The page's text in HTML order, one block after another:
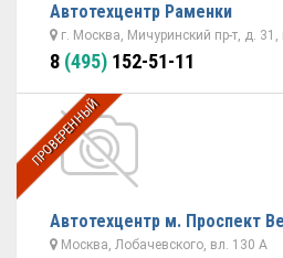
Автотехцентр Раменки
г. Москва, Мичуринский пр-т, д. 31,
8 (495) 152-51-11
ПРОВЕРЕННЫЙ
Автотехцентр м. Проспект
Москва, Лобачевского, вл. 130 А